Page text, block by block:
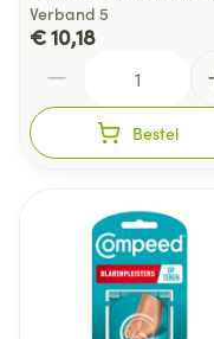
Verband 5
€ 10,18
Bestel